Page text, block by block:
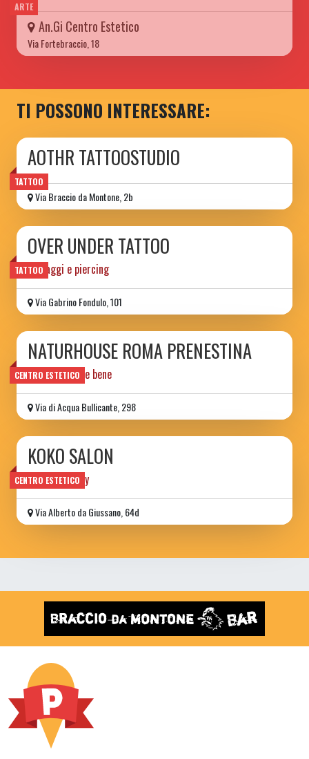
ARTE
An.Gi Centro Estetico
Via Fortebraccio, 18
TI POSSONO INTERESSARE:
TATTOO
AOTHR TATTOOSTUDIO
Via Braccio da Montone, 2b
TATTOO
OVER UNDER TATTOO
tatuaggi e piercing
Via Gabrino Fondulo, 101
CENTRO ESTETICO
NATURHOUSE ROMA PRENESTINA
Naturale stare bene
Via di Acqua Bullicante, 298
CENTRO ESTETICO
KOKO SALON
beauty factory
Via Alberto da Giussano, 64d